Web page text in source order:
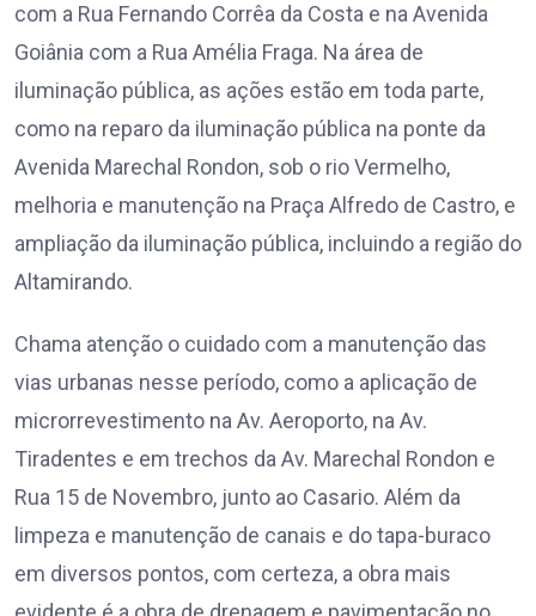
com a Rua Fernando Corrêa da Costa e na Avenida
Goiânia com a Rua Amélia Fraga. Na área de
iluminação pública, as ações estão em toda parte,
como na reparo da iluminação pública na ponte da
Avenida Marechal Rondon, sob o rio Vermelho,
melhoria e manutenção na Praça Alfredo de Castro, e
ampliação da iluminação pública, incluindo a região do
Altamirando.
Chama atenção o cuidado com a manutenção das
vias urbanas nesse período, como a aplicação de
microrrevestimento na Av. Aeroporto, na Av.
Tiradentes e em trechos da Av. Marechal Rondon e
Rua 15 de Novembro, junto ao Casario. Além da
limpeza e manutenção de canais e do tapa-buraco
em diversos pontos, com certeza, a obra mais